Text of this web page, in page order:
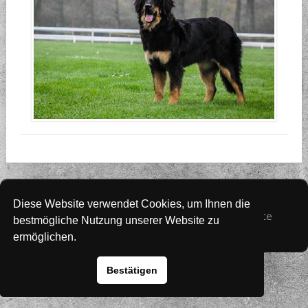
© 2026 Australian Shepherd - Hovawart - Zuchtstätte
von Altwartenburg
Diese Website verwendet Cookies, um Ihnen die
bestmögliche Nutzung unserer Website zu
ermöglichen.
Bestätigen